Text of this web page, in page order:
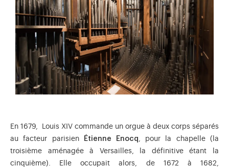
En 1679, Louis XIV commande un orgue à deux corps séparés
au facteur parisien
Étienne Enocq , pour la chapelle (la
troisième aménagée à Versailles, la définitive étant la
cinquième). Elle occupait alors, de 1672 à 1682,